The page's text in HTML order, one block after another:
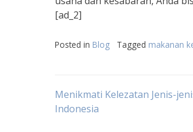
[ad_2]
Posted in Blog Tagged makanan
Post
Menikmati Kelezatan Jenis-
Indonesia